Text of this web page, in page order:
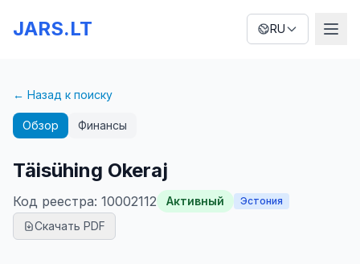
JARS.LT RU
← Назад к поиску
Обзор Финансы
Täisühing Okeraj
Код реестра: 10002112 Активный Эстония
Скачать PDF